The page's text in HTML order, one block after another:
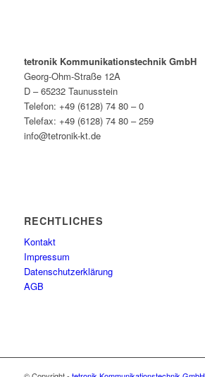
tetronik Kommunikationstechnik GmbH
Georg-Ohm-Straße 12A
D – 65232 Taunusstein
Telefon: +49 (6128) 74 80 – 0
Telefax: +49 (6128) 74 80 – 259
info@tetronik-kt.de
RECHTLICHES
Kontakt
Impressum
Datenschutzerklärung
AGB